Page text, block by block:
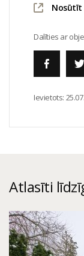
Nosūtīt
Dalīties ar
Ievietots:
Atlasīti